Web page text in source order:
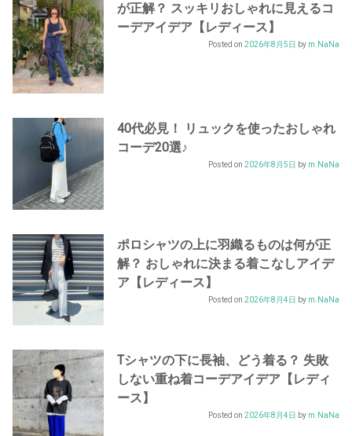
が正解？ スッキリおしゃれに見えるコ
ーデアイデア【レディース】
Posted on 2026年8月5日 by m.NaNa
40代必見！ リュックを使ったおしゃれ
コーデ20選♪
Posted on 2026年8月5日 by m.NaNa
ポロシャツの上に羽織るものは何が正
解？ おしゃれに決まる着こなしアイデ
ア【レディース】
Posted on 2026年8月4日 by m.NaNa
Tシャツの下に長袖、どう着る？ 失敗
しない重ね着コーデアイデア【レディ
ース】
Posted on 2026年8月4日 by m.NaNa